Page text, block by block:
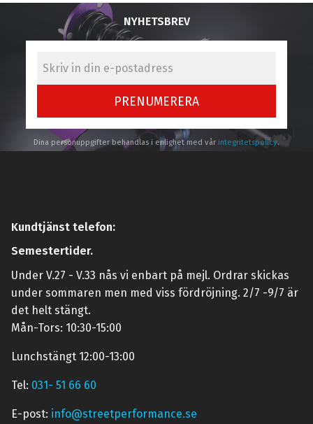
NYHETSBREV
PRENUMERERA
Dina personuppgifter behandlas i enlighet med vår integritetspolicy.
Kundtjänst telefon:
Semestertider.
Under V.27 - V.33 nås vi enbart på mejl. Ordrar skickas
under sommaren men med viss fördröjning. 2/7 -9/7 är
det helt stängt.
Mån-Tors: 10:30-15:00
Lunchstängt 12:00-13:00
Tel: 031- 51 66 60
E-post: info@streetperformance.se